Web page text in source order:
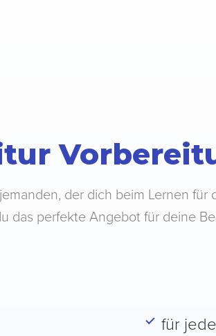
der dich beim Lernen für
das perfekte Angebot für deine
für